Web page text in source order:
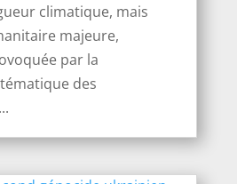
climatique, mais
majeure,
par la
des